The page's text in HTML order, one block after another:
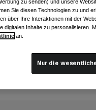
zu senden) und unsere
Sie diesen Technologien zu und
über Ihre Interaktionen mit der
digitalen Inhalte zu personalisieren.
an.
Nur die